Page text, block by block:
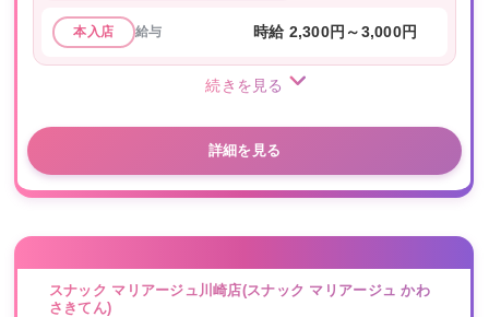
本入店 給与 時給 2,300円～3,000円
続きを見る
詳細を見る
スナック マリアージュ川崎店(スナック マリアージュ かわ
さきてん)